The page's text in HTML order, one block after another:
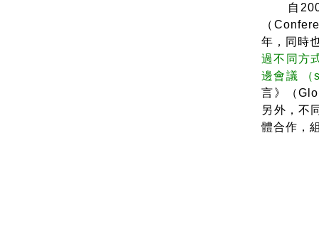
自2008
（
年，同時
過不同方
邊會議 （
言》（
另外，不
體合作，